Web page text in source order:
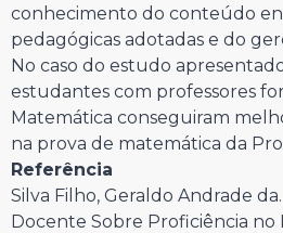
conhecimento do conteúdo
pedagógicas adotadas e do
No caso do estudo
estudantes com professores
Matemática conseguiram
na prova de matemática da
Referência
Silva Filho, Geraldo Andrade
Docente Sobre Proficiência no